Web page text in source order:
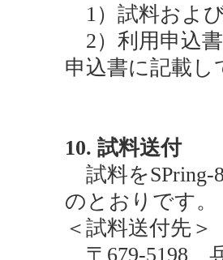
1）試料およ
2）利用申込
申込書に記載し
10. 試料送付
試料をSPring-
のとおりです。
＜試料送付先＞
〒679-5198